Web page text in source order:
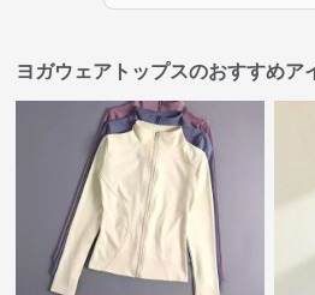
ヨガウェアトップスのおすすめア